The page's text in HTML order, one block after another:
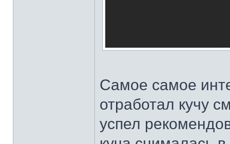
Самое самое
отработал кучу
успел